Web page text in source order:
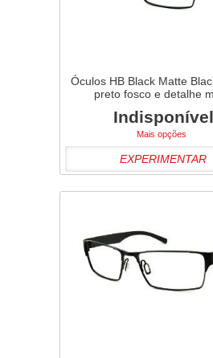
Óculos HB Black Matte
preto fosco e detalhe
Indisponível
Mais opções
EXPERIMENTAR